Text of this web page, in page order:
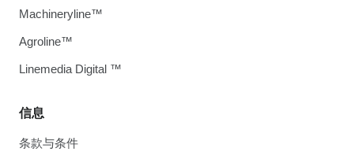
信息
条款与条件
Machineryline™
Agroline™
Linemedia Digital ™